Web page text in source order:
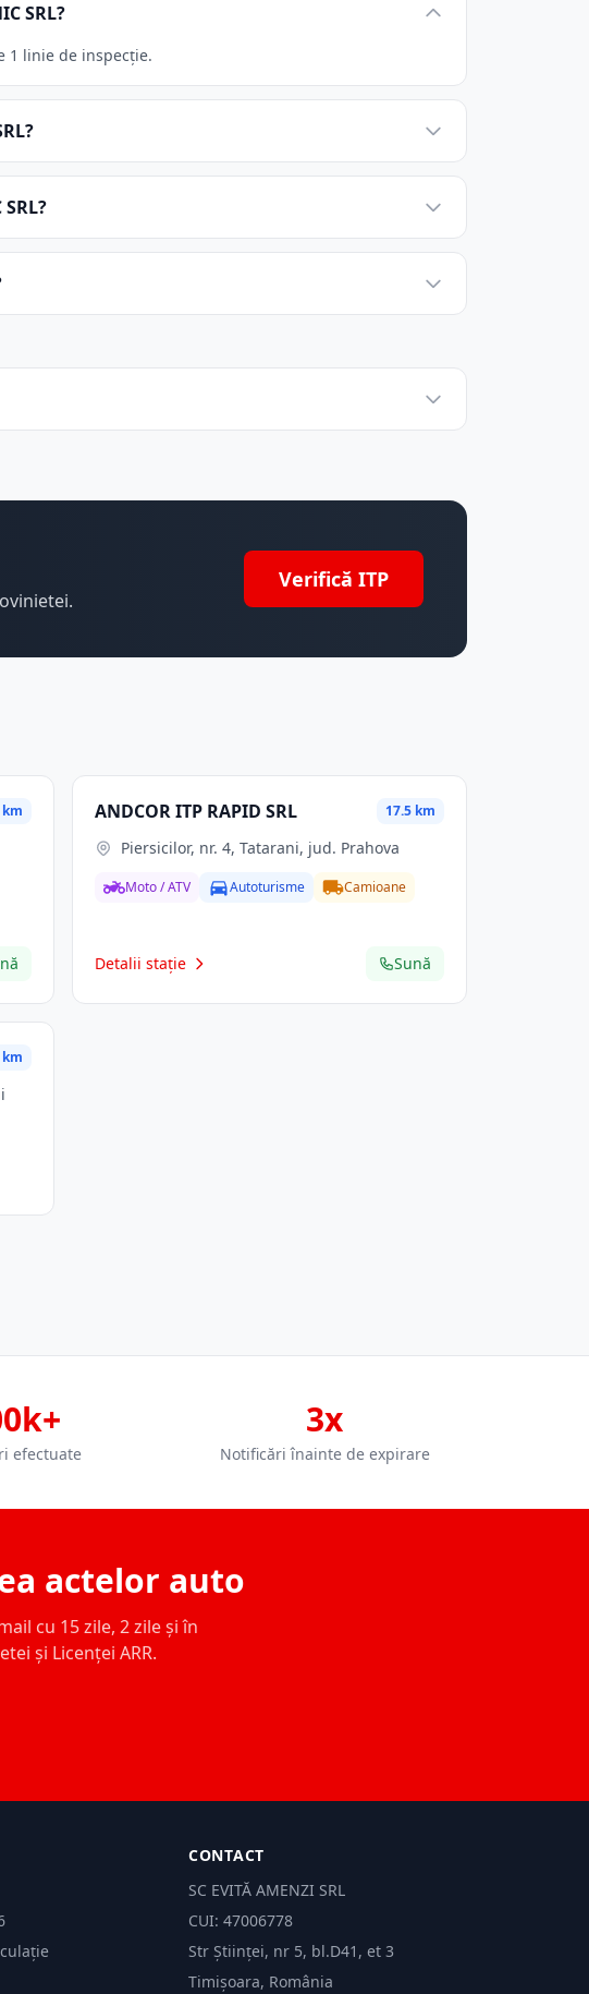
SRL?
1 linie de inspecție.
Verifică ITP
km ANDCOR ITP RAPID SRL 17.5 km
Piersicilor, nr. 4, Tatarani, jud. Prahova
Moto / ATV Autoturisme Camioane
Detalii stație Sună
km
efectuate
3x
Notificări înainte de expirare
actelor auto
cu 15 zile, 2 zile și în
și Licenței ARR.
CONTACT
SC EVITĂ AMENZI SRL
CUI: 47006778
Str Științei, nr 5, bl.D41, et 3
Timișoara, România